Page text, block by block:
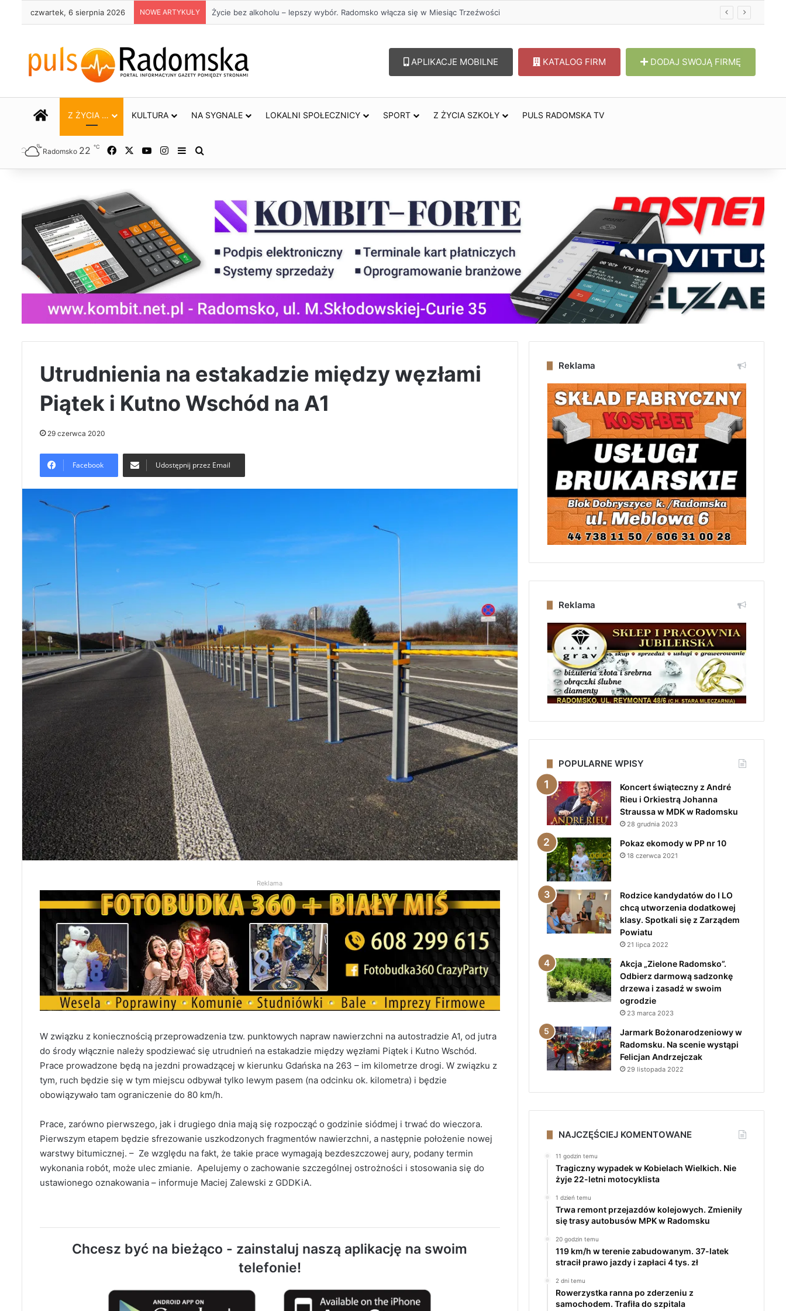
czwartek, 6 sierpnia 2026 NOWE ARTYKUŁY Trwa remont przejazdów kolejowych. Zmieniły się trasy autobusów MPK w Radomsku
APLIKACJE MOBILNE KATALOG FIRM DODAJ SWOJĄ FIRMĘ
STRONA GŁÓWNA
Z ŻYCIA … KULTURA NA SYGNALE LOKALNI SPOŁECZNICY SPORT Z ŻYCIA SZKOŁY PULS RADOMSKA TV
Radomsko 22 ℃ Facebook YouTubeInstagram
Sidebar
Utrudnienia na estakadzie między węzłami
Piątek i Kutno Wschód na A1
29 czerwca 2020
Facebook Udostępnij przez Email
Reklama
W związku z koniecznością przeprowadzenia tzw. punktowych napraw nawierzchni na autostradzie A1, od jutra
do środy włącznie należy spodziewać się utrudnień na estakadzie między węzłami Piątek i Kutno Wschód.
Prace prowadzone będą na jezdni prowadzącej w kierunku Gdańska na 263 – im kilometrze drogi. W związku z
tym, ruch będzie się w tym miejscu odbywał tylko lewym pasem (na odcinku ok. kilometra) i będzie
obowiązywało tam ograniczenie do 80 km/h.
Prace, zarówno pierwszego, jak i drugiego dnia mają się rozpocząć o godzinie siódmej i trwać do wieczora.
Pierwszym etapem będzie sfrezowanie uszkodzonych fragmentów nawierzchni, a następnie położenie nowej
warstwy bitumicznej. – Ze względu na fakt, że takie prace wymagają bezdeszczowej aury, podany termin
wykonania robót, może ulec zmianie. Apelujemy o zachowanie szczególnej ostrożności i stosowania się do
ustawionego oznakowania – informuje Maciej Zalewski z GDDKiA.
Chcesz być na bieżąco - zainstaluj naszą aplikację na swoim
telefonie!
Rowerzystka ranna po zderzeniu z
Reklama
Reklama
POPULARNE WPISY
Koncert świąteczny z André
Rieu i Orkiestrą Johanna
Straussa w MDK w Radomsku
28 grudnia 2023
Pokaz ekomody w PP nr 10
18 czerwca 2021
Rodzice kandydatów do I LO
chcą utworzenia dodatkowej
klasy. Spotkali się z Zarządem
Powiatu
21 lipca 2022
Akcja „Zielone Radomsko”.
Odbierz darmową sadzonkę
drzewa i zasadź w swoim
ogrodzie
23 marca 2023
Jarmark Bożonarodzeniowy w
Radomsku. Na scenie wystąpi
Felicjan Andrzejczak
29 listopada 2022
NAJCZĘŚCIEJ KOMENTOWANE
11 godzin temu
Tragiczny wypadek w Kobielach Wielkich. Nie
żyje 22-letni motocyklista
1 dzień temu
Trwa remont przejazdów kolejowych. Zmieniły
się trasy autobusów MPK w Radomsku
20 godzin temu
119 km/h w terenie zabudowanym. 37-latek
stracił prawo jazdy i zapłaci 4 tys. zł
2 dni temu
Rowerzystka ranna po zderzeniu z
samochodem. Trafiła do szpitala